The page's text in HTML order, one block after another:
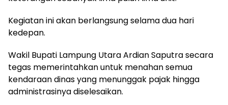
Kegiatan ini akan berlangsung selama dua hari
kedepan.
Wakil Bupati Lampung Utara Ardian Saputra secara
tegas memerintahkan untuk menahan semua
kendaraan dinas yang menunggak pajak hingga
administrasinya diselesaikan.